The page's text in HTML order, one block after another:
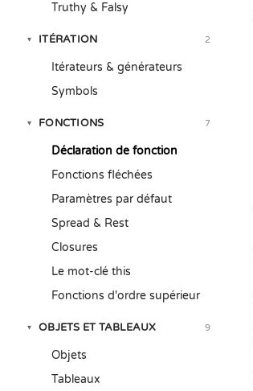
Truthy & Falsy
▾ ITÉRATION 2
Itérateurs & générateurs
Symbols
▾ FONCTIONS 7
Déclaration de fonction
Fonctions fléchées
Paramètres par défaut
Spread & Rest
Closures
Le mot-clé this
Fonctions d'ordre supérieur
▾ OBJETS ET TABLEAUX 9
Objets
Tableaux